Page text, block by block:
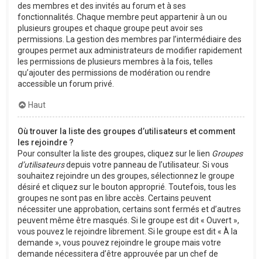
des membres et des invités au forum et à ses
fonctionnalités. Chaque membre peut appartenir à un ou
plusieurs groupes et chaque groupe peut avoir ses
permissions. La gestion des membres par l’intermédiaire des
groupes permet aux administrateurs de modifier rapidement
les permissions de plusieurs membres à la fois, telles
qu’ajouter des permissions de modération ou rendre
accessible un forum privé.
Haut
Où trouver la liste des groupes d’utilisateurs et comment
les rejoindre ?
Pour consulter la liste des groupes, cliquez sur le lien Groupes
d’utilisateursdepuis votre panneau de l’utilisateur. Si vous
souhaitez rejoindre un des groupes, sélectionnez le groupe
désiré et cliquez sur le bouton approprié. Toutefois, tous les
groupes ne sont pas en libre accès. Certains peuvent
nécessiter une approbation, certains sont fermés et d’autres
peuvent même être masqués. Si le groupe est dit « Ouvert »,
vous pouvez le rejoindre librement. Si le groupe est dit « À la
demande », vous pouvez rejoindre le groupe mais votre
demande nécessitera d’être approuvée par un chef de